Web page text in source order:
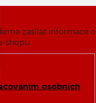
zasílat informace o
shopu.
osobních